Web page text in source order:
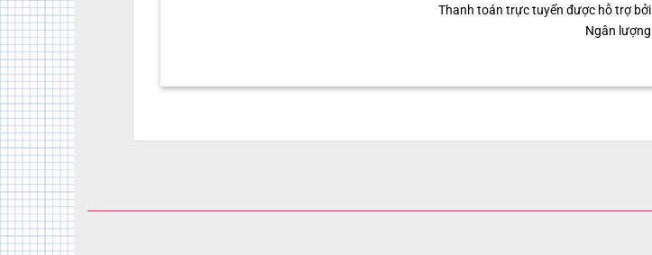
Thanh toán trực tuyến được hỗ trợ bởi
Ngân lượng